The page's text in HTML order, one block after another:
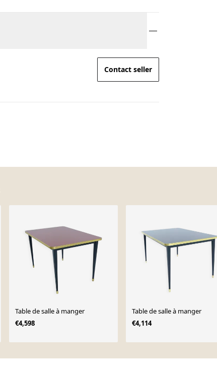
Contact seller
Table de salle à manger
€4,598
Table de salle à manger
€4,114